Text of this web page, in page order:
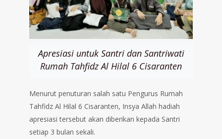
Apresiasi untuk Santri dan Santriwati
Rumah Tahfidz Al Hilal 6 Cisaranten
Menurut penuturan salah satu Pengurus Rumah
Tahfidz Al Hilal 6 Cisaranten, Insya Allah hadiah
apresiasi tersebut akan diberikan kepada Santri
setiap 3 bulan sekali.